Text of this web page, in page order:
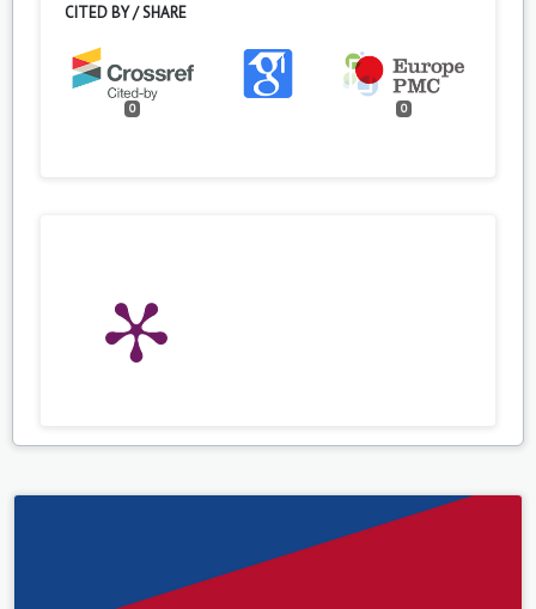
CITED BY / SHARE
0 0